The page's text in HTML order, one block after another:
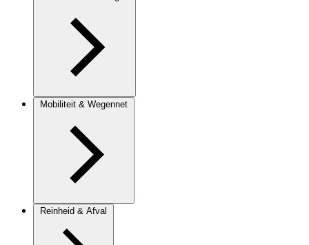
Mobiliteit & Wegennet
Reinheid & Afval